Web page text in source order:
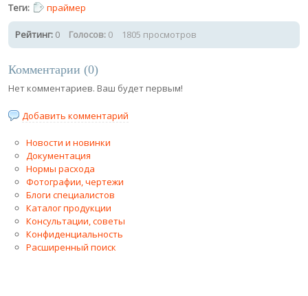
Теги: праймер
Рейтинг: 0 Голосов: 0 1805 просмотров
Комментарии (0)
Нет комментариев. Ваш будет первым!
Добавить комментарий
Новости и новинки
Документация
Нормы расхода
Фотографии, чертежи
Блоги специалистов
Каталог продукции
Консультации, советы
Конфиденциальность
Расширенный поиск